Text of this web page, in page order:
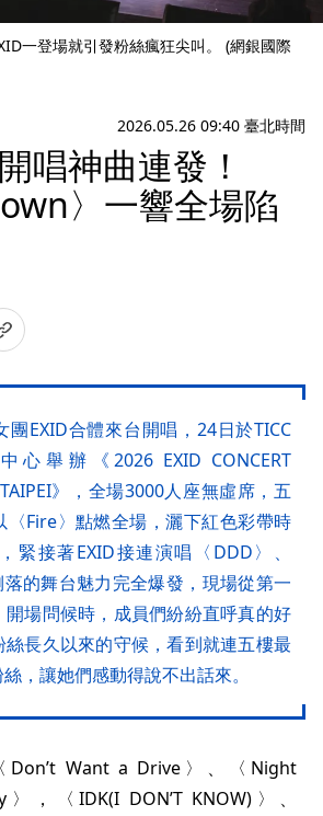
一登場就引發粉絲瘋狂尖叫。 (網銀國際
2026.05.26 09:40 臺北時間
唱神曲連發！
〉一響全場陷
團EXID合體來台開唱，24日於TICC
舉辦《2026 EXID CONCERT
》，全場3000人座無虛席，五
〈Fire〉點燃全場，灑下紅色彩帶時
緊接著EXID接連演唱〈DDD〉、
落的舞台魅力完全爆發，現場從第一
場問候時，成員們紛紛直呼真的好
長久以來的守候，看到就連五樓最
，讓她們感動得說不出話來。
Don’t Want a Drive〉、〈Night
，〈IDK(I DON’T KNOW)〉、